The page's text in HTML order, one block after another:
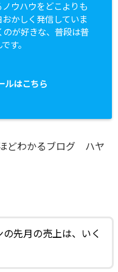
ウハウをどこよりも
かしく発信していま
のが好きな、普段は普
す。
ルはこちら
どわかるブログ ハヤ
先月の売上は、いく